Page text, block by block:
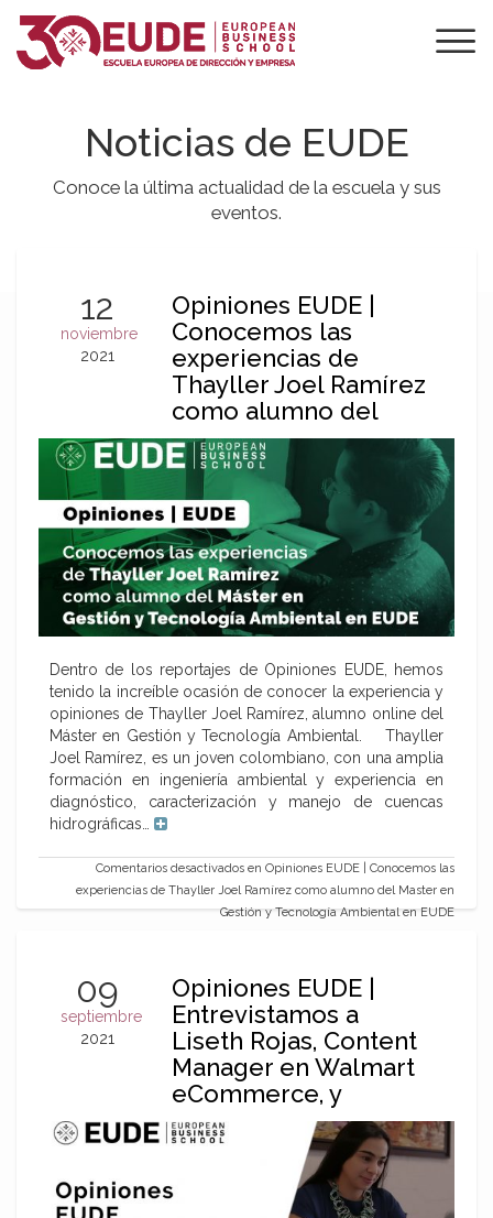
Noticias de EUDE
Conoce la última actualidad de la escuela y sus
eventos.
12
noviembre
2021
Opiniones EUDE |
Conocemos las
experiencias de
Thayller Joel Ramírez
como alumno del
Master en Gestión y
Tecnología Ambiental
en EUDE
Dentro de los reportajes de Opiniones EUDE, hemos
tenido la increíble ocasión de conocer la experiencia y
opiniones de Thayller Joel Ramírez, alumno online del
Máster en Gestión y Tecnología Ambiental. Thayller
Joel Ramírez, es un joven colombiano, con una amplia
formación en ingeniería ambiental y experiencia en
diagnóstico, caracterización y manejo de cuencas
hidrográficas…
Comentarios desactivados en Opiniones EUDE | Conocemos las
experiencias de Thayller Joel Ramírez como alumno del Master en
Gestión y Tecnología Ambiental en EUDE
09
septiembre
2021
Opiniones EUDE |
Entrevistamos a
Liseth Rojas, Content
Manager en Walmart
eCommerce, y
alumna online de
EUDE